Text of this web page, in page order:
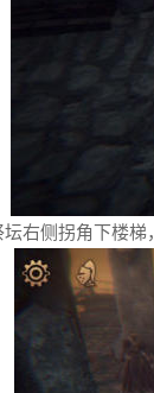
右侧拐角下楼